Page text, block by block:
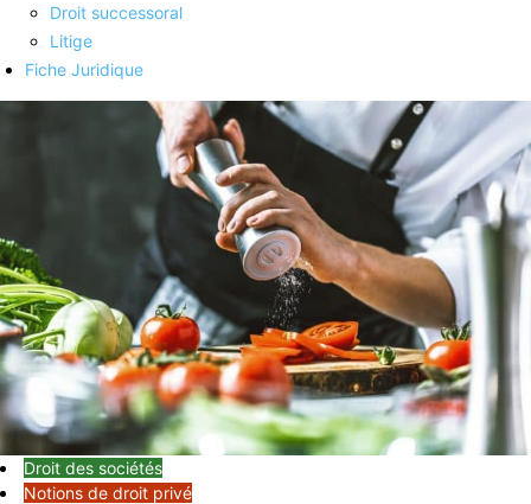
Droit successoral
Litige
Fiche Juridique
Droit des sociétés
Notions de droit privé